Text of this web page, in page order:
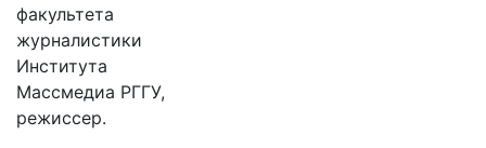
факультета
журналистики
Института
Массмедиа РГГУ,
режиссер.